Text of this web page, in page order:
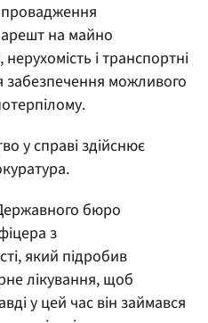
на майно
і транспортні
можливого
у справі здійснює
бюро
з
який підробив
лікування, щоб
у цей час він займався